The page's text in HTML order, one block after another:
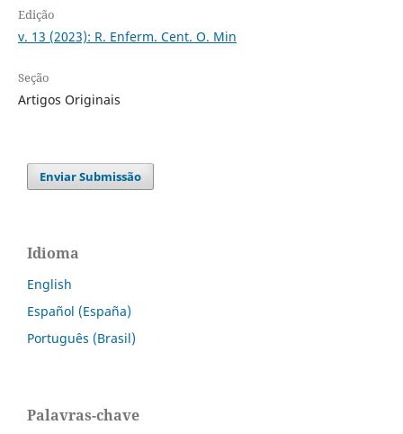
Edição
v. 13 (2023): R. Enferm. Cent. O. Min
Seção
Artigos Originais
Enviar Submissão
Idioma
English
Español (España)
Português (Brasil)
Palavras-chave